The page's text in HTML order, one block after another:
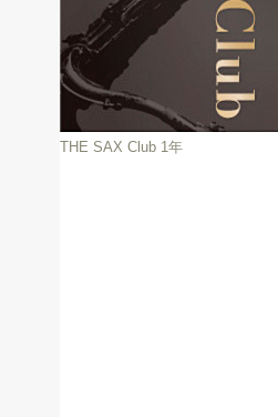
THE SAX Club 1年